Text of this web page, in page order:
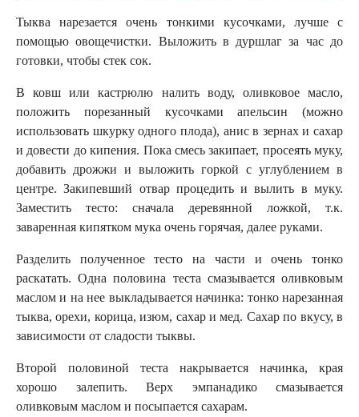
Тыква нарезается очень тонкими кусочками, лучше с
помощью овощечистки. Выложить в дуршлаг за час до
готовки, чтобы стек сок.
В ковш или кастрюлю налить воду, оливковое масло,
положить порезанный кусочками апельсин (можно
использовать шкурку одного плода), анис в зернах и сахар
и довести до кипения. Пока смесь закипает, просеять муку,
добавить дрожжи и выложить горкой с углублением в
центре. Закипевший отвар процедить и вылить в муку.
Заместить тесто: сначала деревянной ложкой, т.к.
заваренная кипятком мука очень горячая, далее руками.
Разделить полученное тесто на части и очень тонко
раскатать. Одна половина теста смазывается оливковым
маслом и на нее выкладывается начинка: тонко нарезанная
тыква, орехи, корица, изюм, сахар и мед. Сахар по вкусу, в
зависимости от сладости тыквы.
Второй половиной теста накрывается начинка, края
хорошо залепить. Верх эмпанадико смазывается
оливковым маслом и посыпается сахарам.